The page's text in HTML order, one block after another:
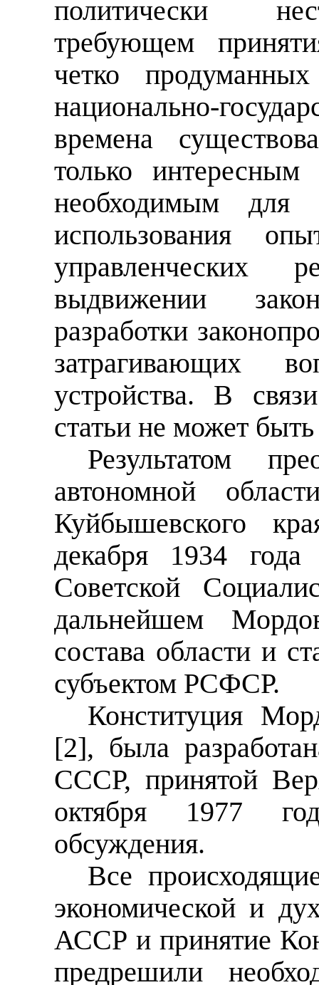
политически
требующем
четко
национально-
времена
только
необходимым для
использования
выдвижении
разработки
затрагивающих
устройства. В
статьи не может
Результатом
автономной
Куйбышевского
декабря 1934
Советской
дальнейшем
состава области и
субъектом РСФСР.
Конституция
[2], была
СССР, принятой
октября 1977
обсуждения.
Все
экономической и
АССР и принятие
предрешили